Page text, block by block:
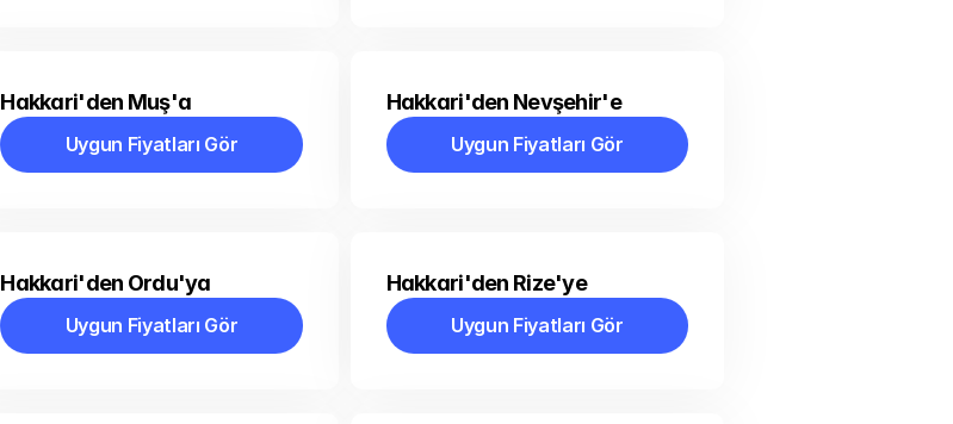
Hakkari'den Muş'a
Uygun Fiyatları Gör
Uygun Fiyatları Gör
Hakkari'den Nevşehir'e
Uygun Fiyatları Gör
Uygun Fiyatları Gör
Hakkari'den Ordu'ya
Uygun Fiyatları Gör
Uygun Fiyatları Gör
Hakkari'den Rize'ye
Uygun Fiyatları Gör
Uygun Fiyatları Gör